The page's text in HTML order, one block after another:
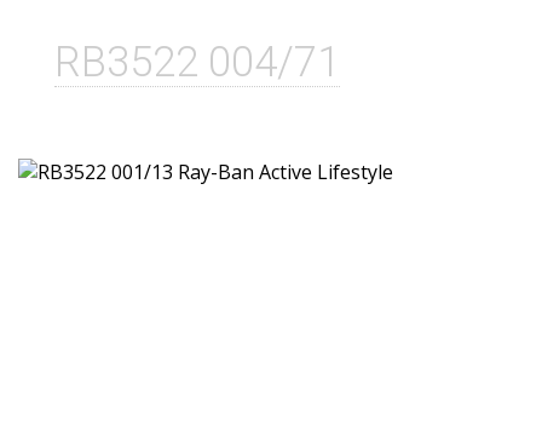
RB3522 004/71